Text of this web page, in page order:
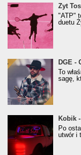
Żyt Toster/
Żyt
"ATP"
duetu
donGURALesko
Klasyczny/
(Popkillery 2023)
DGE -
To
sagę,
Kobik - Slalom
[Official Music
Kobik
Po
utwór i